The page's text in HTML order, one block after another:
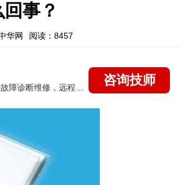
事？
华网 阅读：8457
咨询技师